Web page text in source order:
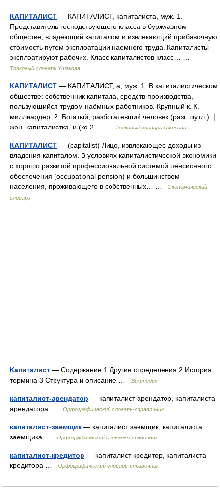
КАПИТАЛИСТ — КАПИТАЛИСТ, капиталиста, муж. 1.
Представитель господствующего класса в буржуазном
обществе, владеющий капиталом и извлекающий прибавочную
стоимость путем эксплоатации наемного труда. Капиталисты
эксплоатируют рабочих. Класс капиталистов класс… …
Толковый словарь Ушакова
КАПИТАЛИСТ — КАПИТАЛИСТ, а, муж. 1. В капиталистическом
обществе: собственник капитала, средств производства,
пользующийся трудом наёмных работников. Крупный к. К.
миллиардер. 2. Богатый, разбогатевший человек (разг. шутл.). |
жен. капиталистка, и (ко 2… …
Толковый словарь Ожегова
КАПИТАЛИСТ — (capitalist) Лицо, извлекающее доходы из
владения капиталом. В условиях капиталистической экономики
с хорошо развитой профессиональной системой пенсионного
обеспечения (occupational pension) и большинством
населения, проживающего в собственных… …
Экономический
словарь
Капиталист — Содержание 1 Другие определения 2 История
термина 3 Структура и описание …
Википедия
капиталист-арендатор — капиталист арендатор, капиталиста
арендатора …
Орфографический словарь-справочник
капиталист-заемщик — капиталист заемщик, капиталиста
заемщика …
Орфографический словарь-справочник
капиталист-кредитор — капиталист кредитор, капиталиста
кредитора …
Орфографический словарь-справочник